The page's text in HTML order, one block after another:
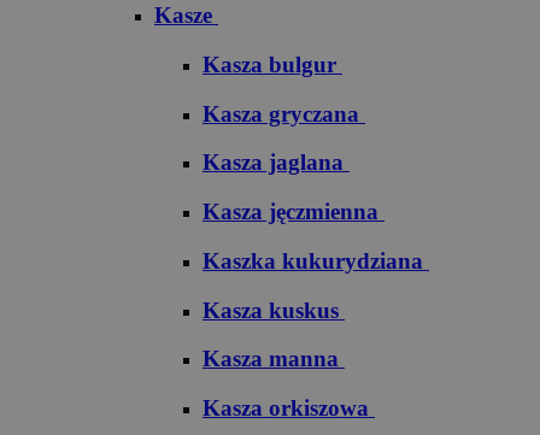
Kasze
Kasza bulgur
Kasza gryczana
Kasza jaglana
Kasza jęczmienna
Kaszka kukurydziana
Kasza kuskus
Kasza manna
Kasza orkiszowa